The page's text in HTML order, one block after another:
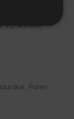
vor Anreise
Polen